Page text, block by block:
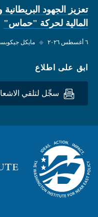
تعزيز الجهود
المالية لحركة "حماس"
٦ أغسطس ٢٠٢٦ ◆ مايكل
ابق على اطلاع
سجِّل لتلقي
Homepage